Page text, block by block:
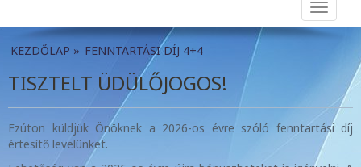
Menu
KEZDŐLAP » FENNTARTÁSI DÍJ 4+4
TISZTELT ÜDÜLŐJOGOS!
Ezúton küldjük Önöknek a 2026-os évre szóló fenntartási díj
értesítő levelünket.